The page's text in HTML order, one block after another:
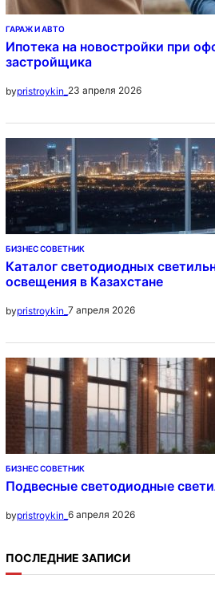
ГАРАЖ И АВТО
Ипотека на новостройки при
застройщика
bypristroykin_ 23 апреля 2026
БИЗНЕС СОВЕТНИК
Каталог светодиодных
освещения в Казахстане
bypristroykin_ 7 апреля 2026
БИЗНЕС СОВЕТНИК
Подвесные светодиодные
bypristroykin_ 6 апреля 2026
ПОСЛЕДНИЕ ЗАПИСИ